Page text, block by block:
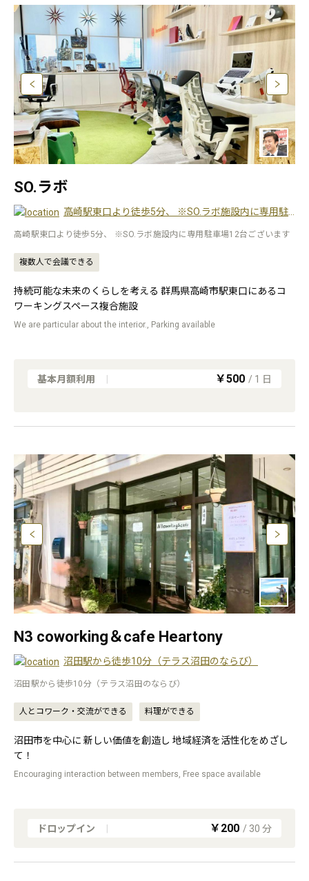
SO.ラボ
高崎駅東口より徒歩5分、 ※SO.ラボ施設内に専用駐車場12台ございます
高崎駅東口より徒歩5分、 ※SO.ラボ施設内に専用駐車場12台ございます
複数人で会議できる
持続可能な未来のくらしを考える 群馬県高崎市駅東口にあるコ
ワーキングスペース複合施設
We are particular about the interior., Parking available
基本月額利用 ￥500 / 1 日
N3 coworking＆cafe Heartony
沼田駅から徒歩10分（テラス沼田のならび）
沼田駅から徒歩10分（テラス沼田のならび）
人とコワーク・交流ができる 料理ができる
沼田市を中心に 新しい価値を創造し 地域経済を活性化をめざし
て！
Encouraging interaction between members, Free space available
ドロップイン ￥200 / 30 分